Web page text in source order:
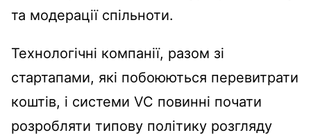
та модерації спільноти.
Технологічні компанії, разом зі
стартапами, які побоюються перевитрати
коштів, і системи VC повинні почати
розробляти типову політику розгляду